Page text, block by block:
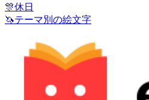
🎊休日
🦄テーマ別の絵文字